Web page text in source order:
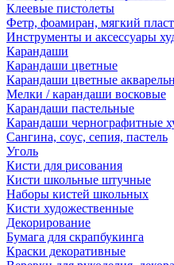
Клеевые пистолеты
Фетр, фоамиран, мягкий
Инструменты и аксессуары
Карандаши
Карандаши цветные
Карандаши цветные
Мелки / карандаши восковые
Карандаши пастельные
Карандаши чернографитные
Сангина, соус, сепия, пастель
Уголь
Кисти для рисования
Кисти школьные штучные
Наборы кистей школьных
Кисти художественные
Декорирование
Бумага для скрапбукинга
Краски декоративные